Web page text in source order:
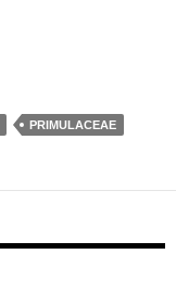
PRIMULACEAE